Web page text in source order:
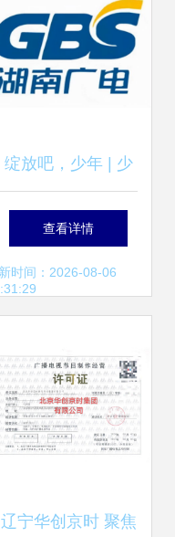
绽放吧，少年 | 少
年底色，由你定义
——展现现代少年
查看详情
时间：2026-08-06
辽宁华创京时 聚焦